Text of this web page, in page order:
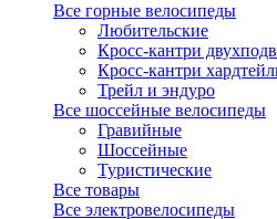
Все горные велосипеды
Любительские
Кросс-кантри
Кросс-кантри
Трейл и эндуро
Все шоссейные велосипеды
Гравийные
Шоссейные
Туристические
Все товары
Все электровелосипеды